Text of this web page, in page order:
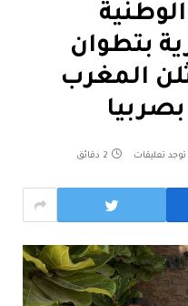
بتطوان
المغرب
توجد تعليقات 2 دقائق